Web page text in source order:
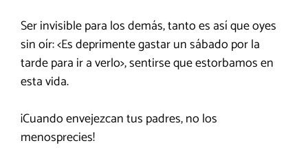
Ser invisible para los demás, tanto es así que oyes
sin oír: <Es deprimente gastar un sábado por la
tarde para ir a verlo>, sentirse que estorbamos en
esta vida.
¡Cuando envejezcan tus padres, no los
menosprecies!